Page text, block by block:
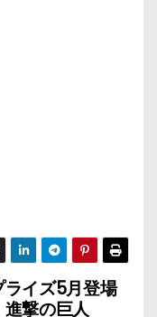
ライズ5月登場
進撃の巨人